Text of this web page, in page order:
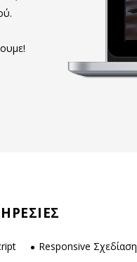
Responsive Σχεδίαση